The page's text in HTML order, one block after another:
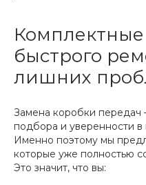
быстрого
лишних
Замена коробки передач
подбора и уверенности в
Именно поэтому мы
которые уже полностью
Это значит, что вы: